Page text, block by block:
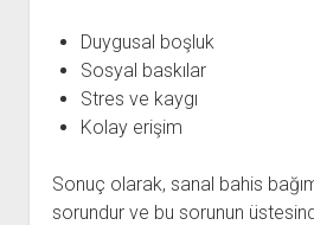
Duygusal boşluk
Sosyal baskılar
Stres ve kaygı
Kolay erişim
Sonuç olarak, sanal bahis
sorundur ve bu sorunun